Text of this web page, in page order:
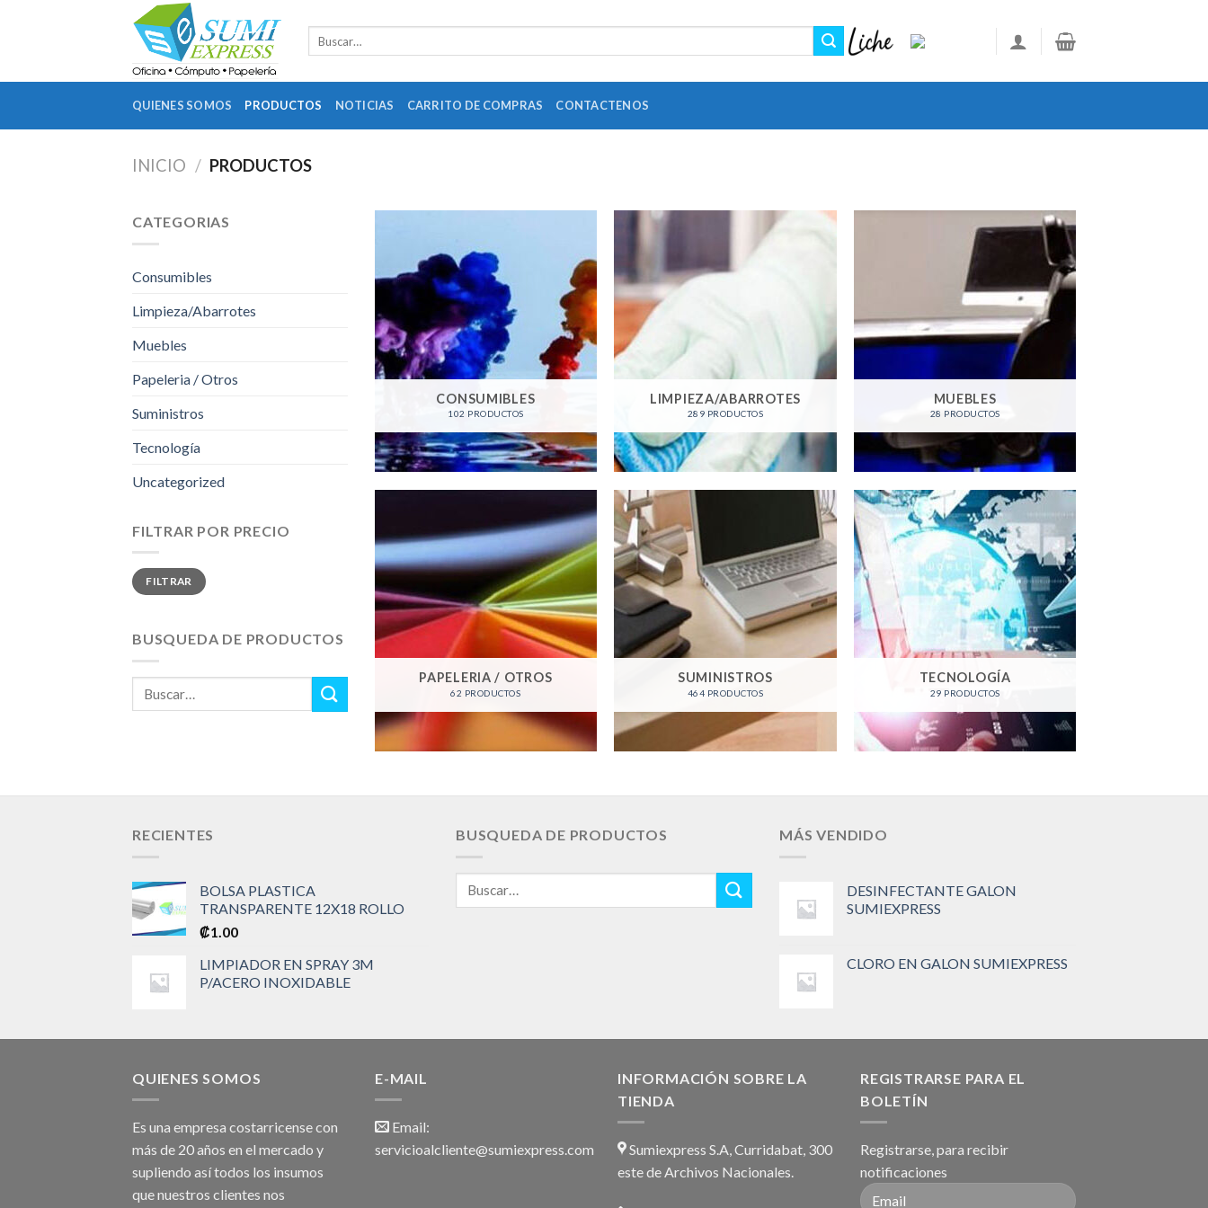
QUIENES SOMOS PRODUCTOS NOTICIAS CARRITO DE COMPRAS CONTACTENOS
INICIO / PRODUCTOS
CATEGORIAS
Consumibles
Limpieza/Abarrotes
Muebles
Papeleria / Otros
Suministros
Tecnología
Uncategorized
FILTRAR POR PRECIO
Precio
mínimo
Precio
máximo
FILTRAR
BUSQUEDA DE PRODUCTOS
Buscar
por:
CONSUMIBLES
102 PRODUCTOS
LIMPIEZA/ABARROTES
289 PRODUCTOS
MUEBLES
28 PRODUCTOS
PAPELERIA / OTROS
62 PRODUCTOS
SUMINISTROS
464 PRODUCTOS
TECNOLOGÍA
29 PRODUCTOS
RECIENTES
BOLSA PLASTICA
TRANSPARENTE 12X18 ROLLO
₡1.00
LIMPIADOR EN SPRAY 3M
P/ACERO INOXIDABLE
BUSQUEDA DE PRODUCTOS
Buscar
MÁS VENDIDO
DESINFECTANTE GALON
SUMIEXPRESS
CLORO EN GALON SUMIEXPRESS
QUIENES SOMOS
Es una empresa costarricense con
más de 20 años en el mercado y
supliendo así todos los insumos
que nuestros clientes nos
E-MAIL
Email:
servicioalcliente@sumiexpress.com
INFORMACIÓN SOBRE LA
TIENDA
Sumiexpress S.A, Curridabat, 300
este de Archivos Nacionales.
REGISTRARSE PARA EL
BOLETÍN
Registrarse, para recibir
notificaciones